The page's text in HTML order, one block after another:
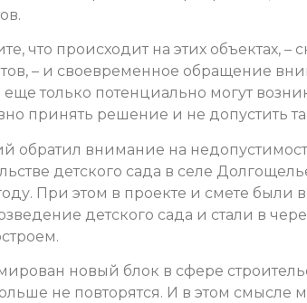
что происходит на этих объектах, –
– и своевременное обращение
только потенциально могут
принять решение и не допустить
обратил внимание на
детского сада в селе
При этом в проекте и смете были
детского сада и стали в
новый блок в сфере
не повторятся. И в этом смысле